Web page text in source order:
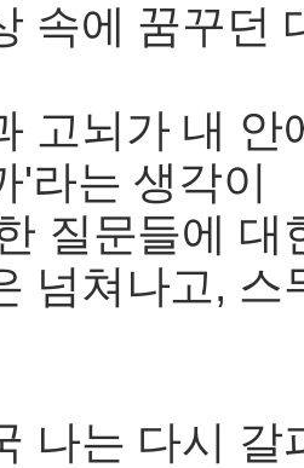
속에 꿈꾸던
고뇌가 내
'라는 생각이
질문들에
넘쳐나고,
나는 다시 갈